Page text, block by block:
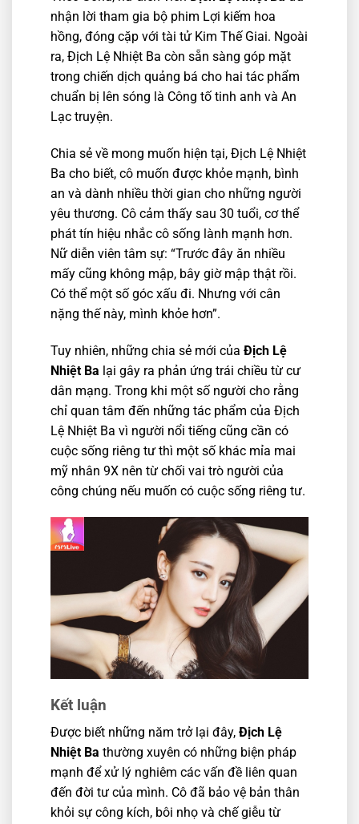
nhận lời tham gia bộ phim Lợi kiếm hoa
hồng, đóng cặp với tài tử Kim Thế Giai. Ngoài
ra, Địch Lệ Nhiệt Ba còn sẵn sàng góp mặt
trong chiến dịch quảng bá cho hai tác phẩm
chuẩn bị lên sóng là Công tố tinh anh và An
Lạc truyện.
Chia sẻ về mong muốn hiện tại, Địch Lệ Nhiệt
Ba cho biết, cô muốn được khỏe mạnh, bình
an và dành nhiều thời gian cho những người
yêu thương. Cô cảm thấy sau 30 tuổi, cơ thể
phát tín hiệu nhắc cô sống lành mạnh hơn.
Nữ diễn viên tâm sự: “Trước đây ăn nhiều
mấy cũng không mập, bây giờ mập thật rồi.
Có thể một số góc xấu đi. Nhưng với cân
nặng thế này, mình khỏe hơn”.
Tuy nhiên, những chia sẻ mới của Địch Lệ
Nhiệt Ba lại gây ra phản ứng trái chiều từ cư
dân mạng. Trong khi một số người cho rằng
chỉ quan tâm đến những tác phẩm của Địch
Lệ Nhiệt Ba vì người nổi tiếng cũng cần có
cuộc sống riêng tư thì một số khác mỉa mai
mỹ nhân 9X nên từ chối vai trò người của
công chúng nếu muốn có cuộc sống riêng tư.
Kết luận
Được biết những năm trở lại đây, Địch Lệ
Nhiệt Ba thường xuyên có những biện pháp
mạnh để xử lý nghiêm các vấn đề liên quan
đến đời tư của mình. Cô đã bảo vệ bản thân
khỏi sự công kích, bôi nhọ và chế giễu từ